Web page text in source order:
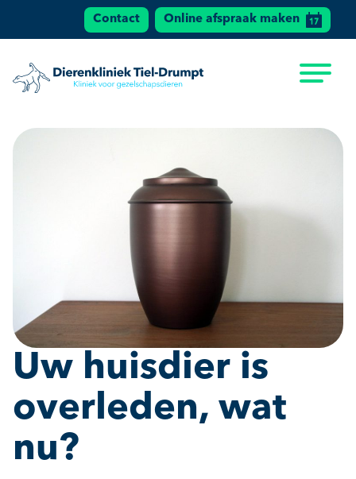
Ga naar de inhoud
Contact Online afspraak maken
Uw huisdier is
overleden, wat
nu?